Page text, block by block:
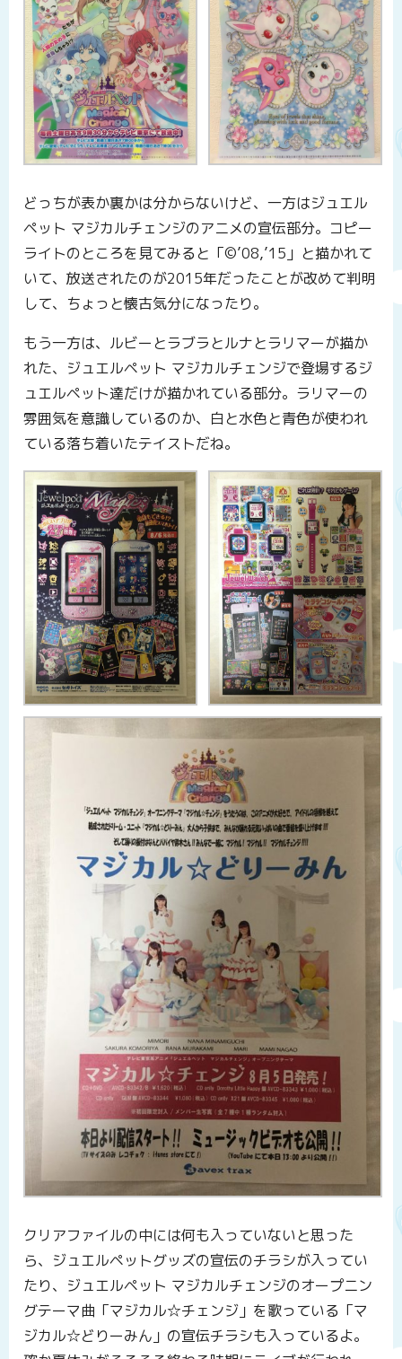
どっちが表か裏かは分からないけど、一方はジュエル
ペット マジカルチェンジのアニメの宣伝部分。コピー
ライトのところを見てみると「©’08,’15」と描かれて
いて、放送されたのが2015年だったことが改めて判明
して、ちょっと懐古気分になったり。
もう一方は、ルビーとラブラとルナとラリマーが描か
れた、ジュエルペット マジカルチェンジで登場するジ
ュエルペット達だけが描かれている部分。ラリマーの
雰囲気を意識しているのか、白と水色と青色が使われ
ている落ち着いたテイストだね。
クリアファイルの中には何も入っていないと思った
ら、ジュエルペットグッズの宣伝のチラシが入ってい
たり、ジュエルペット マジカルチェンジのオープニン
グテーマ曲「マジカル☆チェンジ」を歌っている「マ
ジカル☆どりーみん」の宣伝チラシも入っているよ。